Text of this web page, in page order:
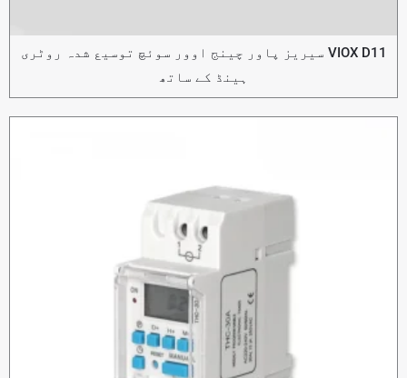
VIOX D11 سیریز پاور چینج اوور سوئچ توسیع شدہ روٹری
ہینڈ کے ساتھ